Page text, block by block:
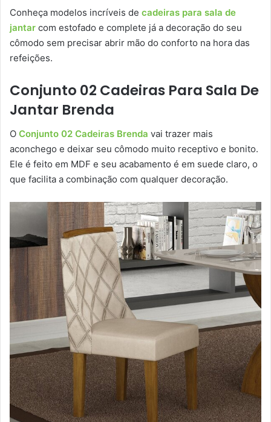
Conheça modelos incríveis de cadeiras para sala de
jantar com estofado e complete já a decoração do seu
cômodo sem precisar abrir mão do conforto na hora das
refeições.
Conjunto 02 Cadeiras Para Sala De
Jantar Brenda
O Conjunto 02 Cadeiras Brenda vai trazer mais
aconchego e deixar seu cômodo muito receptivo e bonito.
Ele é feito em MDF e seu acabamento é em suede claro, o
que facilita a combinação com qualquer decoração.